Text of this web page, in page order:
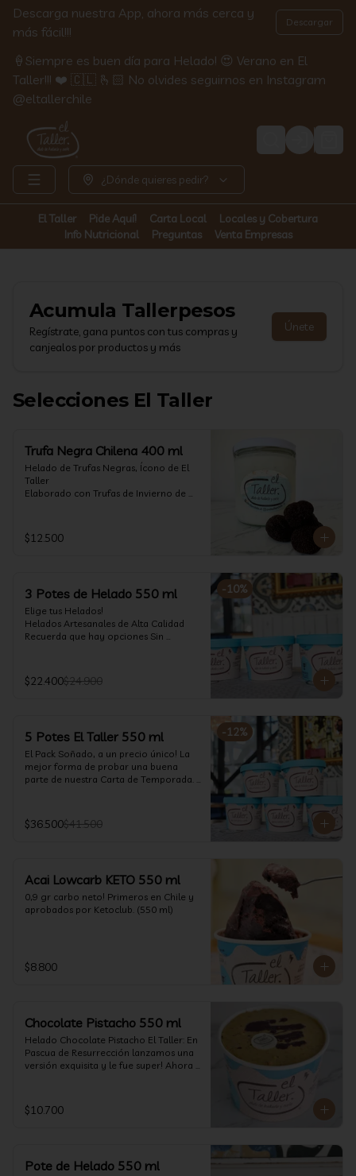
Descarga nuestra App, ahora más cerca y
más fácil!!!
Descargar
🍦Siempre es buen día para Helado! 😍 Verano en El
Taller!!! ❤️ 🇨🇱 🫰🏻 No olvides seguirnos en Instagram
@eltallerchile
Login
¿Dónde quieres pedir?
El Taller Pide Aquí! Carta Local
Locales y Cobertura
Info Nutricional
Preguntas Venta Empresas
Acumula Tallerpesos
Regístrate, gana puntos con tus compras y
canjealos por productos y más
Únete
Selecciones El Taller
Trufa Negra Chilena 400 ml
Helado de Trufas Negras, Ícono de El
Taller
Elaborado con Trufas de Invierno de
cremoso y con un delicado proceso
para obtener una experiencia
esta Edición es muy Limitada,
aproveche ya de vivir esta fantástica
experiencia!!
$12.500
-10%
3 Potes de Helado 550 ml
Elige tus Helados!
Helados Artesanales de Alta Calidad
Recuerda que hay opciones Sin
Diabéticos!
Algunos helados especiales tienen un
$22.400$24.900
-12%
5 Potes El Taller 550 ml
El Pack Soñado, a un precio único! La
mejor forma de probar una buena
parte de nuestra Carta de Temporada.
$36.500$41.500
Acai Lowcarb KETO 550 ml
0,9 gr carbo neto! Primeros en Chile y
aprobados por Ketoclub. (550 ml)
$8.800
Chocolate Pistacho 550 ml
Helado Chocolate Pistacho El Taller: En
Pascua de Resurrección lanzamos una
versión exquisita y le fue super! Ahora
calidad, al centro una bomba de
chocolate blanco relleno de crema de
$10.700
Pote de Helado 550 ml